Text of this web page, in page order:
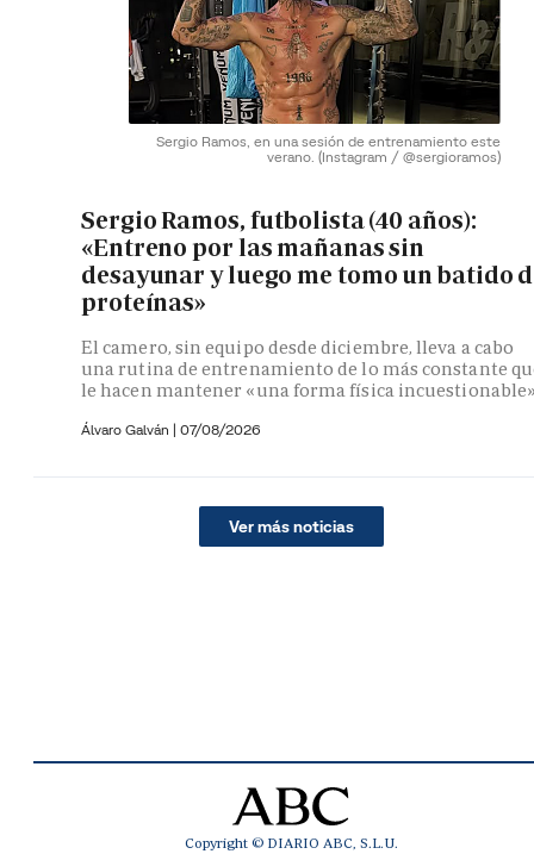
Sergio Ramos, en una sesión de entrenamiento este
verano. (Instagram / @sergioramos)
Sergio Ramos, futbolista (40 años):
«Entreno por las mañanas sin
desayunar y luego me tomo un batido
proteínas»
El camero, sin equipo desde diciembre, lleva a cabo
una rutina de entrenamiento de lo más constante
le hacen mantener «una forma física
Álvaro Galván | 07/08/2026
Ver más noticias
Copyright © DIARIO ABC, S.L.U.